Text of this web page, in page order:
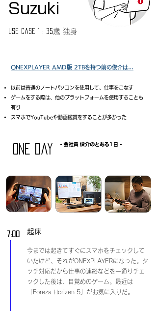
Suzuki
Use case 1 : 35歳 独身
ONEXPLAYER​ AMD版 2TBを持つ前の俊介は…
以前は普通のノートパソコンを使用して、仕事をこなす
ゲームをする際は、他のプラットフォームを使用することも
有り
​スマホでYouTubeや動画鑑賞をすることが多かった
one day - ​会社員 俊介のとある1日 -
​7:00 起床
今までは起きてすぐにスマホをチェックして
いたけど、それがONEXPLAYERになった。タ
ッチ対応だから仕事の連絡などを一通りチェ
ックした後は、目覚めのゲーム。最近は
「Foreza Horizen 5」がお気に入りだ。